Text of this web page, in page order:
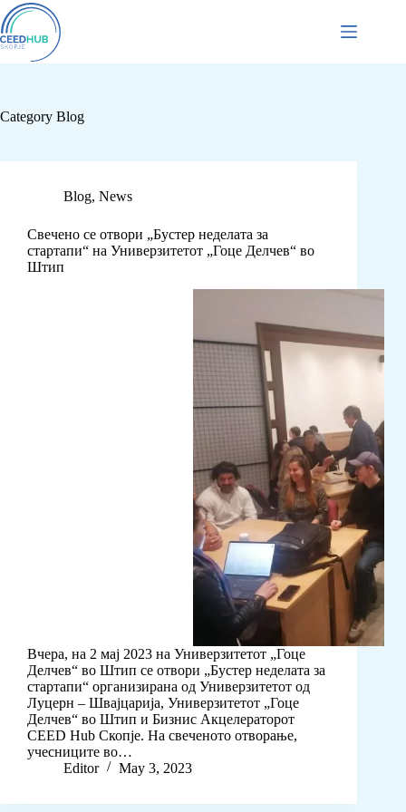
Category Blog
Blog, News
Свечено се отвори „Бустер неделата за
стартапи“ на Универзитетот „Гоце Делчев“ во
Штип
Вчера, на 2 мај 2023 на Универзитетот „Гоце
Делчев“ во Штип се отвори „Бустер неделата за
стартапи“ организирана од Универзитетот од
Луцерн – Швајцарија, Универзитетот „Гоце
Делчев“ во Штип и Бизнис Акцелераторот
CEED Hub Скопје. На свеченото отворање,
учесниците во…
Editor
May 3, 2023